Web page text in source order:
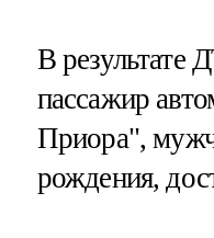
В результате
пассажир
Приора",
рождения,